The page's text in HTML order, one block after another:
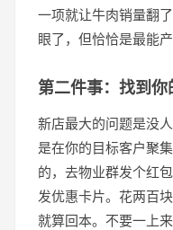
一项就让牛肉销量翻
眼了，但恰恰是最能
第二件事：找到你
新店最大的问题是没
是在你的目标客户聚
的，去物业群发个红
发优惠卡片。花两百
就算回本。不要一上